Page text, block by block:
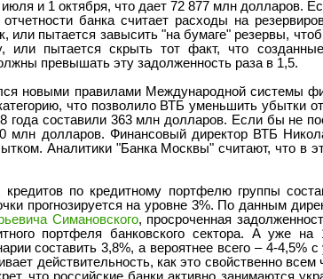
и 1 октября, что дает 72 877 млн долларов.
банка считает расходы на
или пытается завысить "на бумаге" резервы,
или пытается скрыть тот факт, что
превышать эту задолженность раза в 1,5.
новыми правилами Международной системы
что позволило ВТБ уменьшить убытки
года составили 363 млн долларов. Если бы не
млн долларов. Финансовый директор ВТБ
Аналитики "Банка Москвы" считают, что в
по кредитному портфелю группы
прогнозируется на уровне 3%. По данным
Симановского, просроченная
портфеля банковского сектора. А уже на
составить 3,8%, а вероятнее всего – 4-4,5%
действительность, как это свойственно